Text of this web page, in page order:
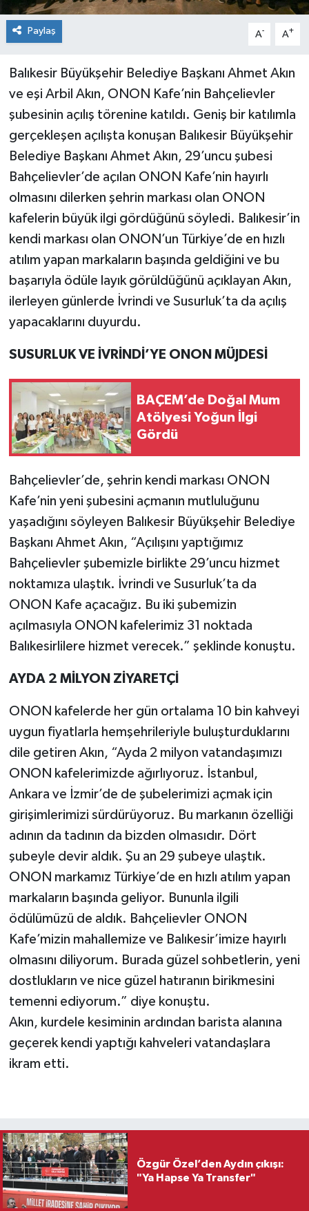
Paylaş A- A+
Balıkesir Büyükşehir Belediye Başkanı Ahmet Akın
ve eşi Arbil Akın, ONON Kafe’nin Bahçelievler
şubesinin açılış törenine katıldı. Geniş bir katılımla
gerçekleşen açılışta konuşan Balıkesir Büyükşehir
Belediye Başkanı Ahmet Akın, 29’uncu şubesi
Bahçelievler’de açılan ONON Kafe’nin hayırlı
olmasını dilerken şehrin markası olan ONON
kafelerin büyük ilgi gördüğünü söyledi. Balıkesir’in
kendi markası olan ONON’un Türkiye’de en hızlı
atılım yapan markaların başında geldiğini ve bu
başarıyla ödüle layık görüldüğünü açıklayan Akın,
ilerleyen günlerde İvrindi ve Susurluk’ta da açılış
yapacaklarını duyurdu.
SUSURLUK VE İVRİNDİ’YE ONON MÜJDESİ
BAÇEM’de Doğal Mum
Atölyesi Yoğun İlgi
Gördü
Bahçelievler’de, şehrin kendi markası ONON
Kafe’nin yeni şubesini açmanın mutluluğunu
yaşadığını söyleyen Balıkesir Büyükşehir Belediye
Başkanı Ahmet Akın, “Açılışını yaptığımız
Bahçelievler şubemizle birlikte 29’uncu hizmet
noktamıza ulaştık. İvrindi ve Susurluk’ta da
ONON Kafe açacağız. Bu iki şubemizin
açılmasıyla ONON kafelerimiz 31 noktada
Balıkesirlilere hizmet verecek.” şeklinde konuştu.
AYDA 2 MİLYON ZİYARETÇİ
ONON kafelerde her gün ortalama 10 bin kahveyi
uygun fiyatlarla hemşehrileriyle buluşturduklarını
dile getiren Akın, “Ayda 2 milyon vatandaşımızı
ONON kafelerimizde ağırlıyoruz. İstanbul,
Ankara ve İzmir’de de şubelerimizi açmak için
girişimlerimizi sürdürüyoruz. Bu markanın özelliği
adının da tadının da bizden olmasıdır. Dört
şubeyle devir aldık. Şu an 29 şubeye ulaştık.
ONON markamız Türkiye’de en hızlı atılım yapan
markaların başında geliyor. Bununla ilgili
ödülümüzü de aldık. Bahçelievler ONON
Kafe’mizin mahallemize ve Balıkesir’imize hayırlı
olmasını diliyorum. Burada güzel sohbetlerin, yeni
dostlukların ve nice güzel hatıranın birikmesini
temenni ediyorum.” diye konuştu.
Akın, kurdele kesiminin ardından barista alanına
geçerek kendi yaptığı kahveleri vatandaşlara
ikram etti.
Özgür Özel’den Aydın çıkışı:
"Ya Hapse Ya Transfer"